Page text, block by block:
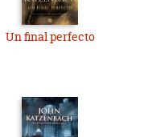
Un final perfecto